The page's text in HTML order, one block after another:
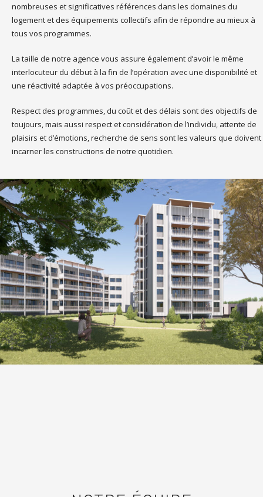
nombreuses et significatives références dans les domaines du
logement et des équipements collectifs afin de répondre au mieux à
tous vos programmes.
La taille de notre agence vous assure également d’avoir le même
interlocuteur du début à la fin de l’opération avec une disponibilité et
une réactivité adaptée à vos préoccupations.
Respect des programmes, du coût et des délais sont des objectifs de
toujours, mais aussi respect et considération de l’individu, attente de
plaisirs et d’émotions, recherche de sens sont les valeurs que doivent
incarner les constructions de notre quotidien.